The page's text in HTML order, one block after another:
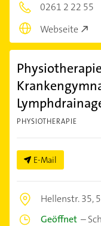
0261 2 22 55
Webseite
PHYSIOTHERAPIE
E-Mail
Hellenstr. 35,
Geöffnet –